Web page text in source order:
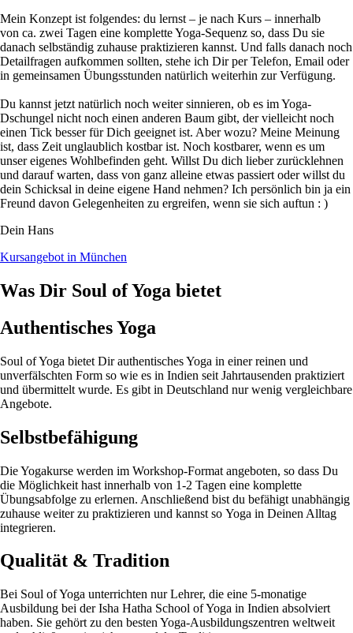
Mein Konzept ist folgendes: du lernst – je nach Kurs – innerhalb
von ca. zwei Tagen eine komplette Yoga-Sequenz so, dass Du sie
danach selbständig zuhause praktizieren kannst. Und falls danach noch
Detailfragen aufkommen sollten, stehe ich Dir per Telefon, Email oder
in gemeinsamen Übungsstunden natürlich weiterhin zur Verfügung.
Du kannst jetzt natürlich noch weiter sinnieren, ob es im Yoga-
Dschungel nicht noch einen anderen Baum gibt, der vielleicht noch
einen Tick besser für Dich geeignet ist. Aber wozu? Meine Meinung
ist, dass Zeit unglaublich kostbar ist. Noch kostbarer, wenn es um
unser eigenes Wohlbefinden geht. Willst Du dich lieber zurücklehnen
und darauf warten, dass von ganz alleine etwas passiert oder willst du
dein Schicksal in deine eigene Hand nehmen? Ich persönlich bin ja ein
Freund davon Gelegenheiten zu ergreifen, wenn sie sich auftun : )
Dein Hans
Kursangebot in München
Was Dir Soul of Yoga bietet
Authentisches Yoga
Soul of Yoga bietet Dir authentisches Yoga in einer reinen und
unverfälschten Form so wie es in Indien seit Jahrtausenden praktiziert
und übermittelt wurde. Es gibt in Deutschland nur wenig vergleichbare
Angebote.
Selbstbefähigung
Die Yogakurse werden im Workshop-Format angeboten, so dass Du
die Möglichkeit hast innerhalb von 1-2 Tagen eine komplette
Übungsabfolge zu erlernen. Anschließend bist du befähigt unabhängig
zuhause weiter zu praktizieren und kannst so Yoga in Deinen Alltag
integrieren.
Qualität & Tradition
Bei Soul of Yoga unterrichten nur Lehrer, die eine 5-monatige
Ausbildung bei der Isha Hatha School of Yoga in Indien absolviert
haben. Sie gehört zu den besten Yoga-Ausbildungszentren weltweit